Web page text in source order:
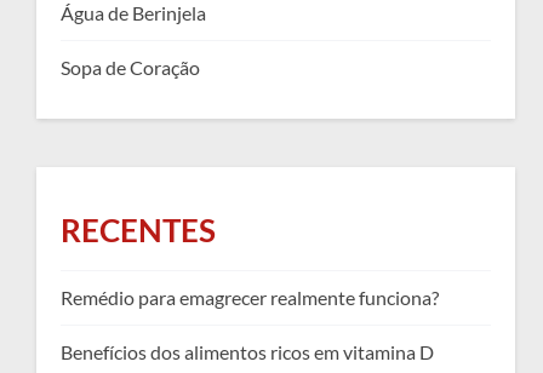
Água de Berinjela
Sopa de Coração
RECENTES
Remédio para emagrecer realmente funciona?
Benefícios dos alimentos ricos em vitamina D